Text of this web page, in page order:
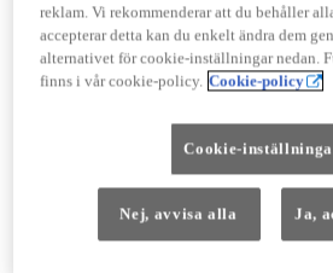
reklam. Vi rekommenderar att du behåller
accepterar detta kan du enkelt ändra dem
alternativet för cookie-inställningar nedan.
finns i vår cookie-policy. Cookie-policy
Cookie-
Nej, avvisa alla Ja,